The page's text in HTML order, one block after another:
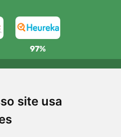
site usa
97%
e sem custos
superiores a 80 EUR
gratuitas
sua encomenda em qualquer